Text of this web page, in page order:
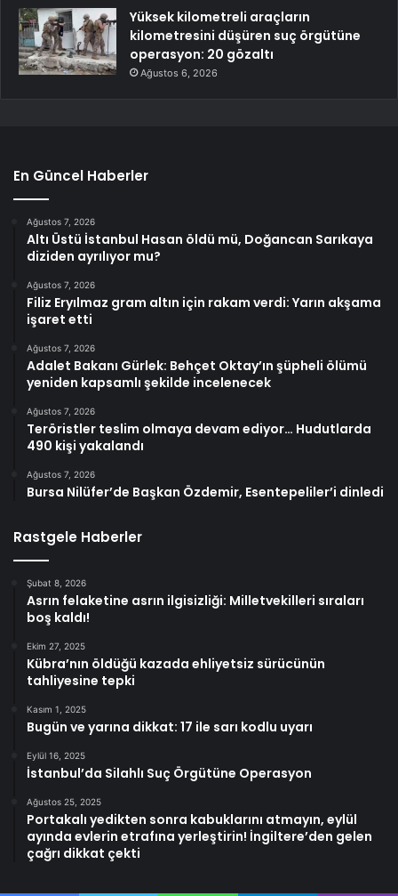
Yüksek kilometreli araçların
kilometresini düşüren suç örgütüne
operasyon: 20 gözaltı
Ağustos 6, 2026
En Güncel Haberler
Ağustos 7, 2026
Altı Üstü İstanbul Hasan öldü mü, Doğancan Sarıkaya
diziden ayrılıyor mu?
Ağustos 7, 2026
Filiz Eryılmaz gram altın için rakam verdi: Yarın akşama
işaret etti
Ağustos 7, 2026
Adalet Bakanı Gürlek: Behçet Oktay’ın şüpheli ölümü
yeniden kapsamlı şekilde incelenecek
Ağustos 7, 2026
Teröristler teslim olmaya devam ediyor… Hudutlarda
490 kişi yakalandı
Ağustos 7, 2026
Bursa Nilüfer’de Başkan Özdemir, Esentepeliler’i dinledi
Rastgele Haberler
Şubat 8, 2026
Asrın felaketine asrın ilgisizliği: Milletvekilleri sıraları
boş kaldı!
Ekim 27, 2025
Kübra’nın öldüğü kazada ehliyetsiz sürücünün
tahliyesine tepki
Kasım 1, 2025
Bugün ve yarına dikkat: 17 ile sarı kodlu uyarı
Eylül 16, 2025
İstanbul’da Silahlı Suç Örgütüne Operasyon
Ağustos 25, 2025
Portakalı yedikten sonra kabuklarını atmayın, eylül
ayında evlerin etrafına yerleştirin! İngiltere’den gelen
çağrı dikkat çekti